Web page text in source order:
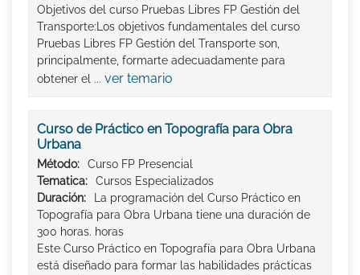
Objetivos del curso Pruebas Libres FP Gestión del
Transporte:Los objetivos fundamentales del curso
Pruebas Libres FP Gestión del Transporte son,
principalmente, formarte adecuadamente para
obtener el ... ver temario
Curso de Práctico en Topografía para Obra
Urbana
Método:
Curso FP Presencial
Tematica:
Cursos Especializados
Duración:
La programación del Curso Práctico en
Topografía para Obra Urbana tiene una duración de
300 horas. horas
Este Curso Práctico en Topografía para Obra Urbana
está diseñado para formar las habilidades prácticas